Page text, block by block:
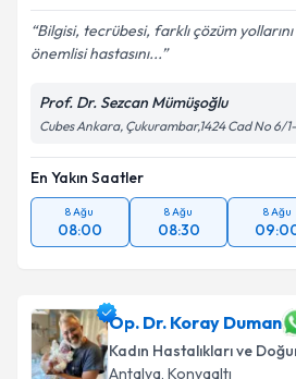
Kişisel verilerimin
Metni'ni okudum ve kişisel
Takvim Talebini
Bilgisi, tecrübesi, farklı çözüm
önemlisi hastasını...
Prof. Dr. Sezcan Mümüşoğlu
Cubes Ankara, Çukurambar,1424 Cad No 6/
En Yakın Saatler
8 Ağu
08:00
8 Ağu
08:30
8 Ağu
Op. Dr. Koray Duman
Kadın Hastalıkları ve
Antalya, Konyaaltı